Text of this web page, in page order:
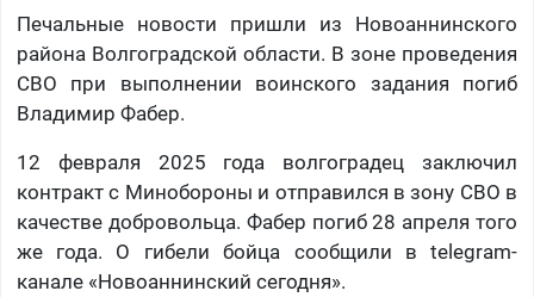
Печальные новости пришли из Новоаннинского
района Волгоградской области. В зоне проведения
СВО при выполнении воинского задания погиб
Владимир Фабер.
12 февраля 2025 года волгоградец заключил
контракт с Минобороны и отправился в зону СВО в
качестве добровольца. Фабер погиб 28 апреля того
же года. О гибели бойца сообщили в telegram-
канале «Новоаннинский сегодня».